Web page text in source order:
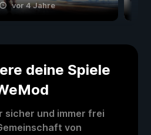
vor 4 Jahre
deine Spiele
sicher und immer frei
von